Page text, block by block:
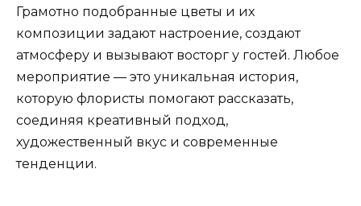
Грамотно подобранные цветы и их
композиции задают настроение, создают
атмосферу и вызывают восторг у гостей. Любое
мероприятие — это уникальная история,
которую флористы помогают рассказать,
соединяя креативный подход,
художественный вкус и современные
тенденции.